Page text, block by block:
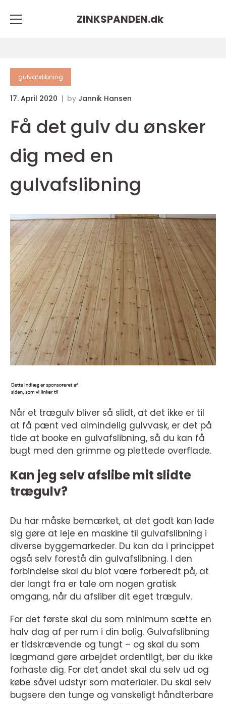
ZINKSPANDEN.dk
gulvafslibning
17. April 2020 by Jannik Hansen
Få det gulv du ønsker
dig med en
gulvafslibning
Når et trægulv bliver så slidt, at det ikke er til
at få pænt ved almindelig gulvvask, er det på
tide at booke en gulvafslibning, så du kan få
bugt med den grimme og plettede overflade.
Kan jeg selv afslibe mit slidte
trægulv?
Du har måske bemærket, at det godt kan lade
sig gøre at leje en maskine til gulvafslibning i
diverse byggemarkeder. Du kan da i princippet
også selv forestå din gulvafslibning. I den
forbindelse skal du blot være forberedt på, at
der langt fra er tale om nogen gratisk
omgang, når du afsliber dit eget trægulv.
For det første skal du som minimum sætte en
halv dag af per rum i din bolig. Gulvafslibning
er tidskrævende og tungt – og skal du som
lægmand gøre arbejdet ordentligt, bør du ikke
forhaste dig. For det andet skal du selv ud og
købe såvel udstyr som materialer. Du skal selv
bugsere den tunge og vanskeligt håndterbare